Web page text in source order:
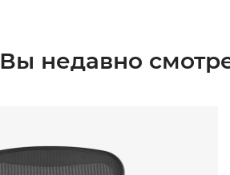
Вы недавно